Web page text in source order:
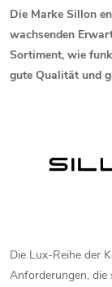
Die Marke Sillon
wachsenden
Sortiment, wie
gute Qualität und
Die Lux-Reihe der
Anforderungen, die